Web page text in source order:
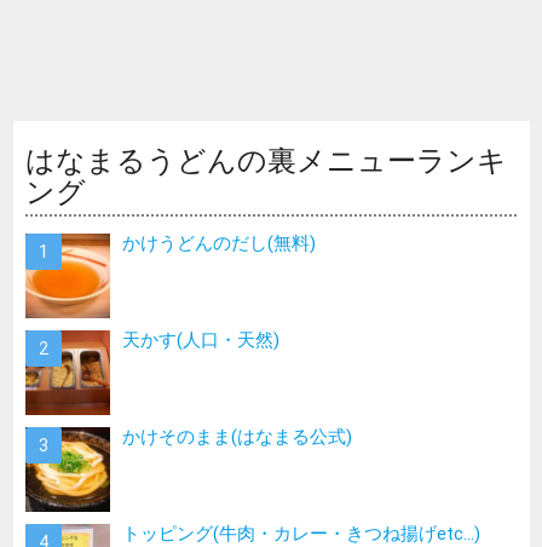
はなまるうどんの裏メニューランキ
ング
かけうどんのだし(無料)
天かす(人口・天然)
かけそのまま(はなまる公式)
トッピング(牛肉・カレー・きつね揚げetc…)